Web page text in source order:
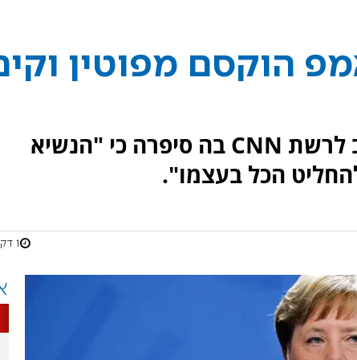
הוקסם מפוטין
אנגלה מרקל העניקה ראיון נרחב לרשת CNN בה סיפרה כי "הנשיא
הכל בעצמו".
1 דקות